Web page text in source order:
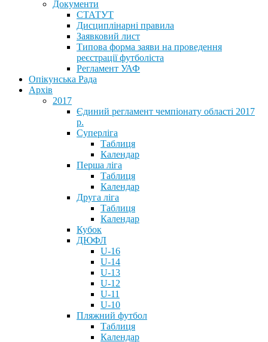
Документи
СТАТУТ
Дисциплінарні правила
Заявковий лист
Типова форма заяви на проведення
реєстрації футболіста
Регламент УАФ
Опікунська Рада
Архів
2017
Єдиний регламент чемпіонату області 2017
р.
Суперліга
Таблиця
Календар
Перша ліга
Таблиця
Календар
Друга ліга
Таблиця
Календар
Кубок
ДЮФЛ
U-16
U-14
U-13
U-12
U-11
U-10
Пляжний футбол
Таблиця
Календар